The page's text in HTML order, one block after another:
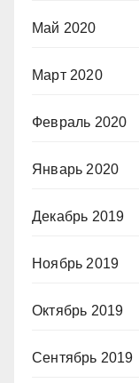
Май 2020
Март 2020
Февраль 2020
Январь 2020
Декабрь 2019
Ноябрь 2019
Октябрь 2019
Сентябрь 2019